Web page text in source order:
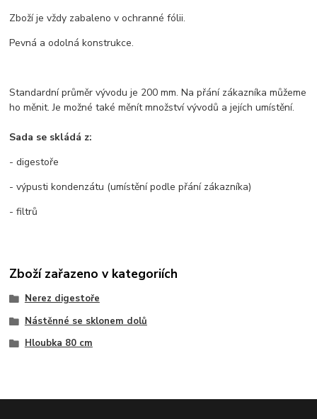
Zboží je vždy zabaleno v ochranné fólii.
Pevná a odolná konstrukce.
Standardní průměr vývodu je 200 mm. Na přání zákazníka můžeme
ho měnit. Je možné také měnít množství vývodů a jejích umístění.
Sada se skládá z:
- digestoře
- výpusti kondenzátu (umístění podle přání zákazníka)
- filtrů
Zboží zařazeno v kategoriích
Nerez digestoře
Nástěnné se sklonem dolů
Hloubka 80 cm